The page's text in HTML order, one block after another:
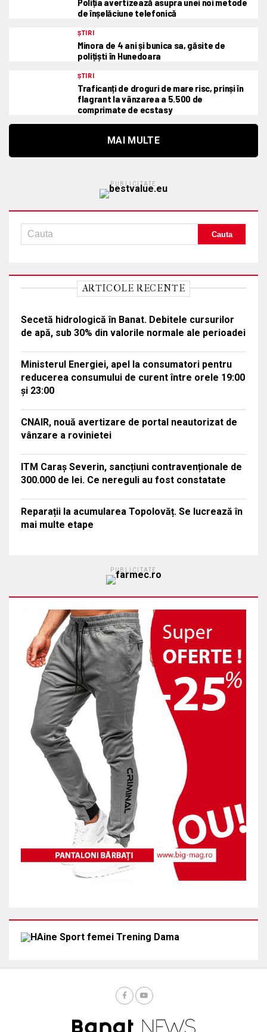
de înșelăciune telefonică
ȘTIRI
Minora de 4 ani și bunica sa, găsite de
polițiști în Hunedoara
ȘTIRI
Traficanți de droguri de mare risc, prinși în
flagrant la vânzarea a 5.500 de
comprimate de ecstasy
MAI MULTE
PUBLICITATE
ARTICOLE RECENTE
Secetă hidrologică în Banat. Debitele cursurilor
de apă, sub 30% din valorile normale ale perioadei
Ministerul Energiei, apel la consumatori pentru
reducerea consumului de curent între orele 19:00
și 23:00
CNAIR, nouă avertizare de portal neautorizat de
vânzare a rovinietei
ITM Caraș Severin, sancțiuni contravenționale de
300.000 de lei. Ce nereguli au fost constatate
Reparații la acumularea Topolovăț. Se lucrează în
mai multe etape
PUBLICITATE